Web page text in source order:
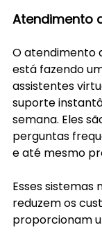
Atendimento
O atendimento
está fazendo
assistentes
suporte
semana. Eles
perguntas
e até mesmo
Esses sistemas
reduzem os
proporcionam